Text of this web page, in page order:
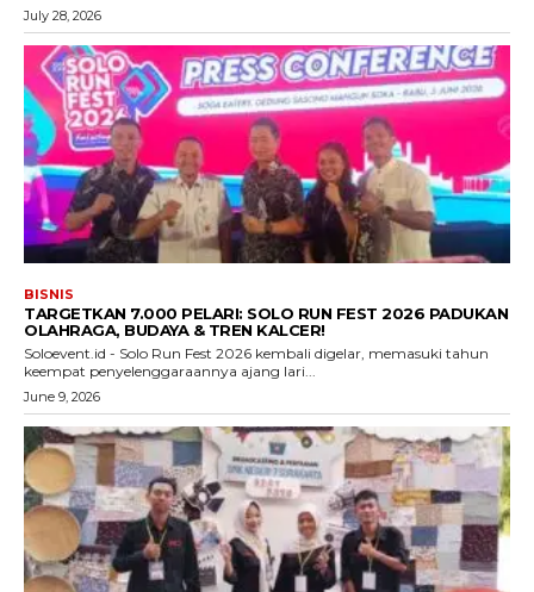
July 28, 2026
BISNIS
TARGETKAN 7.000 PELARI: SOLO RUN FEST 2026 PADUKAN
OLAHRAGA, BUDAYA & TREN KALCER!
Soloevent.id - Solo Run Fest 2026 kembali digelar, memasuki tahun
keempat penyelenggaraannya ajang lari...
June 9, 2026